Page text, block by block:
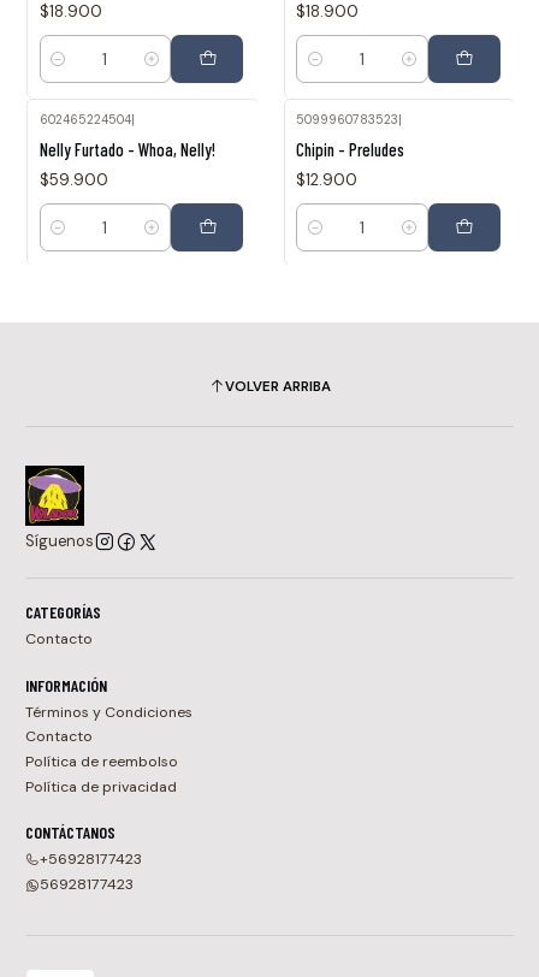
$18.900
Cantidad
$18.900
Cantidad
602465224504|
Nelly Furtado - Whoa, Nelly!
$59.900
Cantidad
5099960783523|
Chipin - Preludes
$12.900
Cantidad
VOLVER ARRIBA
Síguenos
CATEGORÍAS
Contacto
INFORMACIÓN
Términos y Condiciones
Contacto
Política de reembolso
Política de privacidad
CONTÁCTANOS
+56928177423
56928177423